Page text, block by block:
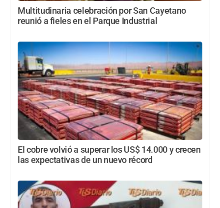
Multitudinaria celebración por San Cayetano
reunió a fieles en el Parque Industrial
El cobre volvió a superar los US$ 14.000 y crecen
las expectativas de un nuevo récord